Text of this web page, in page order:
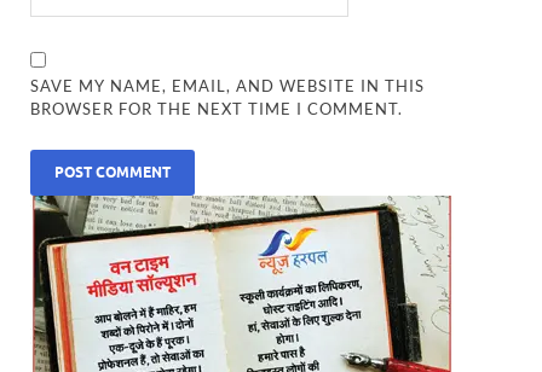
SAVE MY NAME, EMAIL, AND WEBSITE IN THIS
BROWSER FOR THE NEXT TIME I COMMENT.